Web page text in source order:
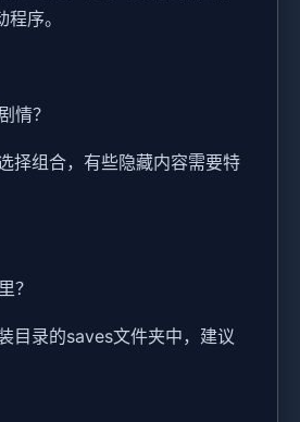
序。
情？
择组合，有些隐藏内容需要特
？
目录的saves文件夹中，建议